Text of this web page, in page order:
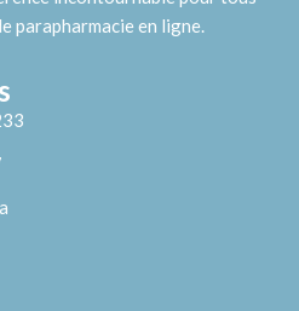
parapharmacie en ligne.